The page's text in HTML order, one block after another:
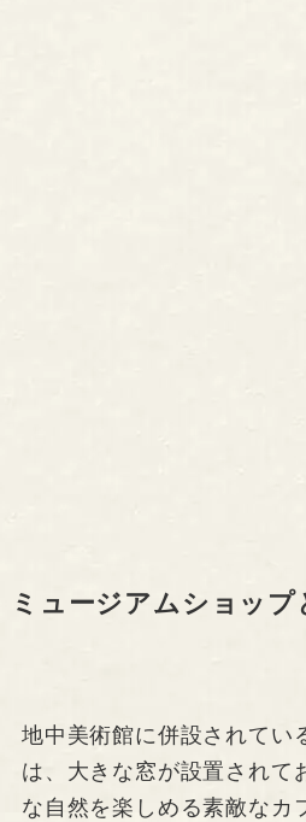
ミュージアムショップ
地中美術館に併設されてい
は、大きな窓が設置されて
な自然を楽しめる素敵なカ